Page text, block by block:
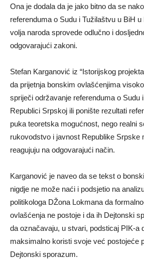
Ona je dodala da je jako bitno da se
referenduma o Sudu i Tužilaštvu u BiH
volja naroda sprovede odlučno i
odgovarajući zakoni.
Stefan Karganović iz “Istorijskog
da prijetnja bonskim ovlašćenjima
spriječi održavanje referenduma o Sudu
Republici Srpskoj ili ponište rezultati
puka teoretska mogućnost, nego realni
rukovodstvo i javnost Republike Srpske
reagujuju na odgovarajući način.
Karganović je naveo da se tekst o
nigdje ne može naći i podsjetio na
politikologa DŽona Lokmana da
ovlašćenja ne postoje i da ih Dejtonski
da označavaju, u stvari, podsticaj PIK-a
maksimalno koristi svoje već postojeće
Dejtonski sporazum.